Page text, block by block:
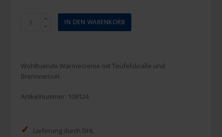
Enzborn
Teufelssalbe
ml
Menge
IN DEN WARENKORB
Wohltuende Wärmecreme mit Teufelskralle und
Brennnessel.
Artikelnummer: 108124
✓ Lieferung durch DHL